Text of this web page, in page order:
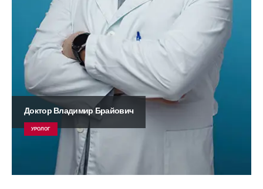
Доктор Владимир Брайович
УРОЛОГ